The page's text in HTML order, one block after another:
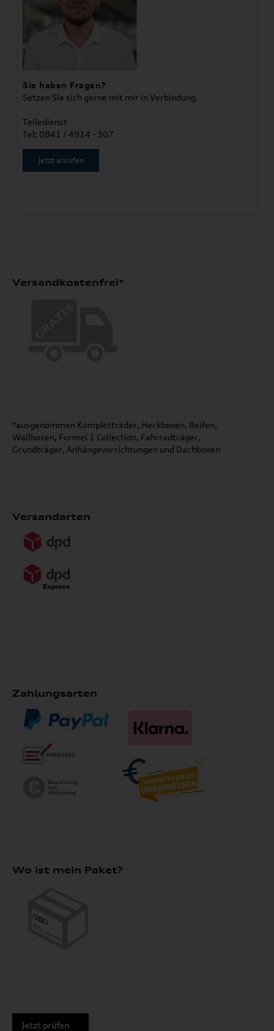
Sie haben Fragen?
Setzen Sie sich gerne mit mir in Verbindung.
Teiledienst
Tel: 0841 / 4914 - 307
Jetzt anrufen
Versandkostenfrei*
*ausgenommen Kompletträder, Heckboxen, Reifen,
Wallboxen, Formel 1 Collection, Fahrradträger,
Grundträger, Anhängevorrichtungen und Dachboxen
Versandarten
Zahlungsarten
Wo ist mein Paket?
Jetzt prüfen